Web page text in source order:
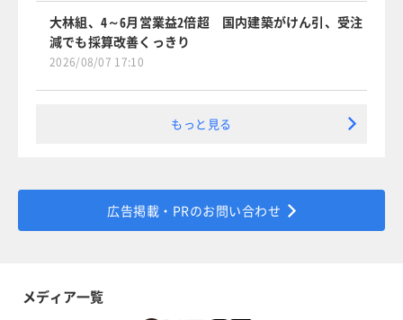
大林組、4～6月営業益2倍超 国内建築がけん引、受注
減でも採算改善くっきり
2026/08/07 17:10
もっと見る
広告掲載・PRのお問い合わせ
メディア一覧